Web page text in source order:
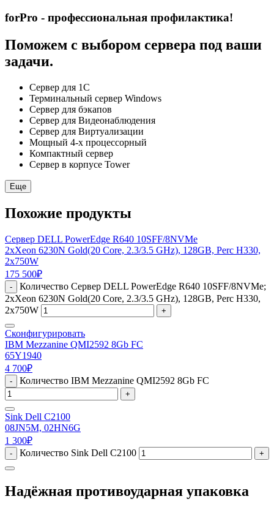
forPro - профессиональная профилактика!
Поможем с выбором сервера под ваши
задачи.
Сервер для 1С
Терминальный сервер Windows
Сервер для бэкапов
Сервер для Видеонаблюдения
Сервер для Виртуализации
Мощный 4-х процессорный
Компактный сервер
Сервер в корпусе Tower
Еще
Похожие продукты
Сервер DELL PowerEdge R640 10SFF/8NVMe
2xXeon 6230N Gold(20 Core, 2.3/3.5 GHz), 128GB, Perc H330,
2x750W
175 500₽
-
Количество Сервер DELL PowerEdge R640 10SFF/8NVMe;
2xXeon 6230N Gold(20 Core, 2.3/3.5 GHz), 128GB, Perc H330,
2x750W
+
Сконфигурировать
IBM Mezzanine QMI2592 8Gb FC
65Y1940
4 700₽
- Количество IBM Mezzanine QMI2592 8Gb FC
+
Sink Dell C2100
08JN5M, 02HN6G
1 300₽
- Количество Sink Dell C2100 +
Надёжная противоударная упаковка